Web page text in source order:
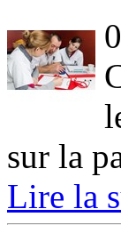
sur la
Lire la